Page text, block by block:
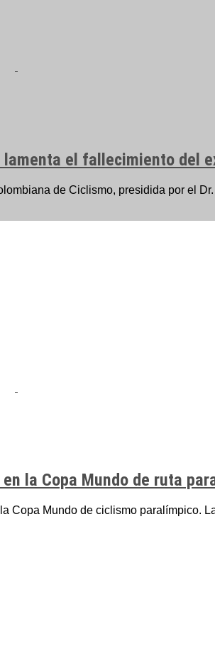
el fallecimiento del
de Ciclismo, presidida por el
la Copa Mundo de ruta
Copa Mundo de ciclismo paralímpico.